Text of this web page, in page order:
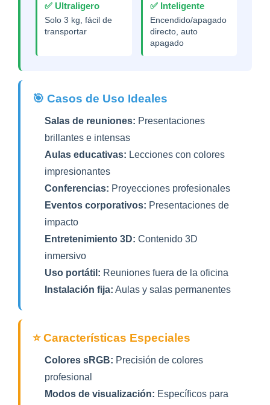
✅ Ultraligero
Solo 3 kg, fácil de
transportar
✅ Inteligente
Encendido/apagado
directo, auto
apagado
🎯 Casos de Uso Ideales
Salas de reuniones: Presentaciones
brillantes e intensas
Aulas educativas: Lecciones con colores
impresionantes
Conferencias: Proyecciones profesionales
Eventos corporativos: Presentaciones de
impacto
Entretenimiento 3D: Contenido 3D
inmersivo
Uso portátil: Reuniones fuera de la oficina
Instalación fija: Aulas y salas permanentes
⭐ Características Especiales
Colores sRGB: Precisión de colores
profesional
Modos de visualización: Específicos para